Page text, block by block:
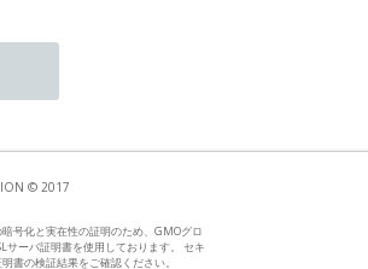
© 2017
号化と実在性の証明のため、GMOグロ
サーバ証明書を使用しております。 セキ
書の検証結果をご確認ください。